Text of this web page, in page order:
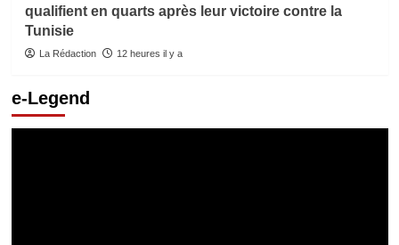
qualifient en quarts après leur victoire contre la
Tunisie
La Rédaction 12 heures il y a
e-Legend